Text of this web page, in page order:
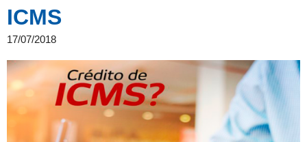
ICMS
17/07/2018